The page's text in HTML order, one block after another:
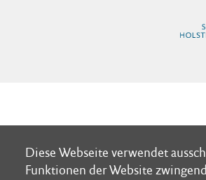
Diese Webseite verwendet
Funktionen der Website
Diese Webseite verwendet
Funktionen der Website